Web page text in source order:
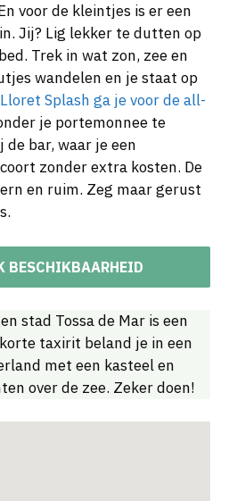
voor de kleintjes is er een
Jij? Lig lekker te dutten op
Trek in wat zon, zee en
wandelen en je staat op
Splash ga je voor de all-
je portemonnee te
de bar, waar je een
zonder extra kosten. De
en ruim. Zeg maar gerust
BESCHIKBAARHEID
stad Tossa de Mar is een
taxirit beland je in een
met een kasteel en
over de zee. Zeker doen!